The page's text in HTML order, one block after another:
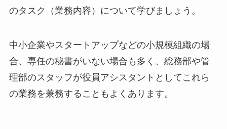
のタスク（業務内容）について学びましょう。
中小企業やスタートアップなどの小規模組織の場
合、専任の秘書がいない場合も多く、総務部や管
理部のスタッフが役員アシスタントとしてこれら
の業務を兼務することもよくあります。